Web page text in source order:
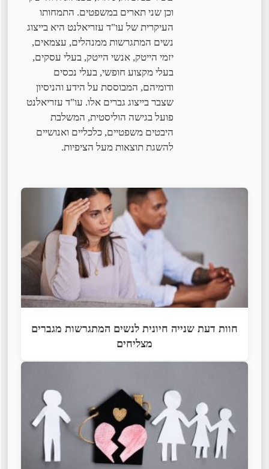
וכן שני תארים במשפטים. התמחותו
העיקרית של עו"ד עזריאלנט היא בייצוג
נשים המתגרשות ממנהלים, עצמאים,
יזמי הייטק, אנשי הייטק, בעלי עסקים,
בעלי מקצוע חופשי, בעלי נכסים
ודומיהם, המבוססת על הידע והניסיון
שצבר בייצוג גברים אלו. עו"ד עזריאלנט
פועל בגישה הוליסטית, המשלבת
היבטים משפטיים, כלכליים ואנושיים
להשגת תוצאות מעל הציפיות.
חוות דעת שנייה חיונית לנשים המתגרשות מגברים
מצליחים